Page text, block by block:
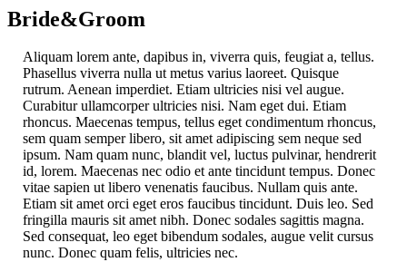
Bride&Groom
Aliquam lorem ante, dapibus in, viverra quis, feugiat a, tellus.
Phasellus viverra nulla ut metus varius laoreet. Quisque
rutrum. Aenean imperdiet. Etiam ultricies nisi vel augue.
Curabitur ullamcorper ultricies nisi. Nam eget dui. Etiam
rhoncus. Maecenas tempus, tellus eget condimentum rhoncus,
sem quam semper libero, sit amet adipiscing sem neque sed
ipsum. Nam quam nunc, blandit vel, luctus pulvinar, hendrerit
id, lorem. Maecenas nec odio et ante tincidunt tempus. Donec
vitae sapien ut libero venenatis faucibus. Nullam quis ante.
Etiam sit amet orci eget eros faucibus tincidunt. Duis leo. Sed
fringilla mauris sit amet nibh. Donec sodales sagittis magna.
Sed consequat, leo eget bibendum sodales, augue velit cursus
nunc. Donec quam felis, ultricies nec.